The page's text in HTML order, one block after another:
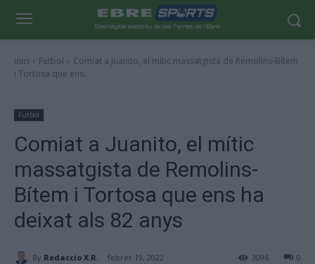
Inici Futbol
Comiat a Juanito, el mític massatgista de Remolins-Bítem
i Tortosa que ens...
Futbol
Comiat a Juanito, el mític
massatgista de Remolins-
Bítem i Tortosa que ens ha
deixat als 82 anys
By Redaccio X.R. febrer 19, 2022 0
3096